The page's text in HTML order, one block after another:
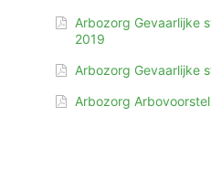
Arbozorg Gevaarlijke
2019
Arbozorg Gevaarlijke
Arbozorg